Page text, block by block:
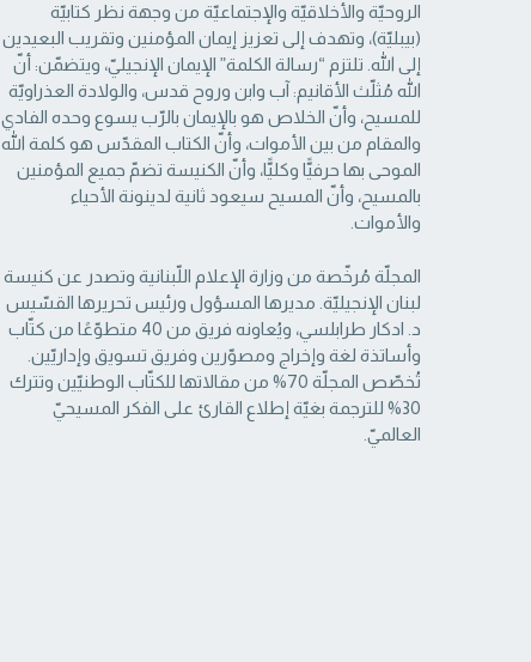
الروحيّة والأخلاقيّة والإجتماعيّة من ‏وجهة نظر كتابيّة
(بيبليّة)، وتهدف إلى تعزيز إيمان المؤمنين وتقريب البعيدين
إلى الله. تلتزم “رسالة ‏الكلمة” الإيمان الإنجيليّ، ويتضمّن: أنّ
الله مُثلّث الأقانيم: آب وابن وروح قدس، والولادة العذراويّة
‏للمسيح، وأنّ الخلاص هو بالإيمان بالرّب يسوع وحده الفادي
والمقام من بين الأموات، وأنّ الكتاب ‏المقدّس هو كلمة الله
الموحى بها حرفيًّا وكليًّا، وأنّ الكنيسة تضمّ جميع المؤمنين
بالمسيح، وأنّ المسيح ‏سيعود ثانية لدينونة الأحياء
والأموات. ‏
المجلّة مُرخّصة من وزارة الإعلام اللّبنانية وتصدر عن كنيسة
لبنان الإنجيليّة. مديرها المسؤول ‏ورئيس تحريرها القسّيس
د. ادكار طرابلسي، ويُعاونه فريق من 40 متطوّعًا من كتّاب
وأساتذة لغة ‏وإخراج ومصوّرين وفريق تسويق وإداريّين.
تُخصّص المجلّة 70% من مقالاتها للكتّاب الوطنيّين ‏وتترك
30% للترجمة بغيّة إطلاع القارئ على الفكر المسيحيّ
العالميّ.‏